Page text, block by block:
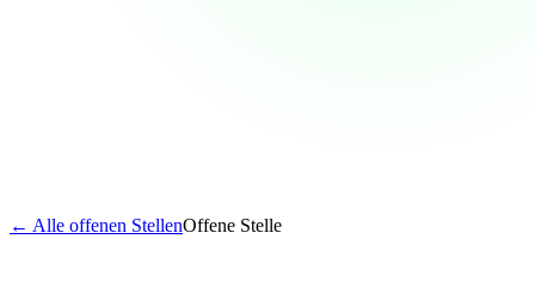
← Alle offenen StellenOffene Stelle